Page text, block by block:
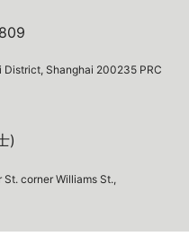
Shanghai 200235 PRC
)
corner Williams St.,